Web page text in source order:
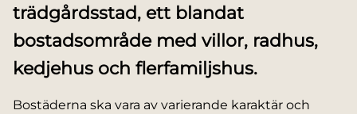
trädgårdsstad, ett blandat
bostadsområde med villor, radhus,
kedjehus och flerfamiljshus.
Bostäderna ska vara av varierande karaktär och